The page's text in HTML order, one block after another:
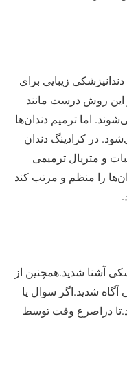
زیبایی برای
این روش درست مانند
اما ترمیم دندان‌ها
در کرادینگ دندان
و متریال ترمیمی
را منظم و مرتب کند
آشنا شدید.همچنین از
شدید.اگر سوال یا
دراصرع وقت توسط